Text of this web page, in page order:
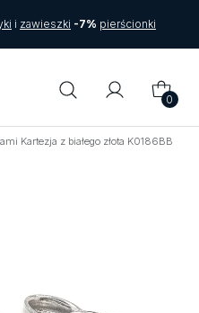
i zawieszki -7% pierścionki
0
Kartezja z białego złota K0186BB